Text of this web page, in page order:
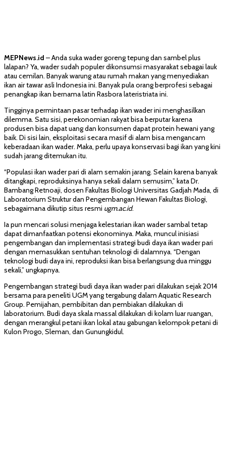
MEPNews.id – Anda suka wader goreng tepung dan sambel plus
lalapan? Ya, wader sudah populer dikonsumsi masyarakat sebagai lauk
atau cemilan. Banyak warung atau rumah makan yang menyediakan
ikan air tawar asli Indonesia ini. Banyak pula orang berprofesi sebagai
penangkap ikan bernama latin Rasbora lateristriata ini.
Tingginya permintaan pasar terhadap ikan wader ini menghasilkan
dilemma. Satu sisi, perekonomian rakyat bisa berputar karena
produsen bisa dapat uang dan konsumen dapat protein hewani yang
baik. Di sisi lain, eksploitasi secara masif di alam bisa mengancam
keberadaan ikan wader. Maka, perlu upaya konservasi bagi ikan yang kini
sudah jarang ditemukan itu.
“Populasi ikan wader pari di alam semakin jarang. Selain karena banyak
ditangkapi, reproduksinya hanya sekali dalam semusim,” kata Dr.
Bambang Retnoaji, dosen Fakultas Biologi Universitas Gadjah Mada, di
Laboratorium Struktur dan Pengembangan Hewan Fakultas Biologi,
sebagaimana dikutip situs resmi ugm.ac.id.
Ia pun mencari solusi menjaga kelestarian ikan wader sambal tetap
dapat dimanfaatkan potensi ekonominya. Maka, muncul inisiasi
pengembangan dan implementasi strategi budi daya ikan wader pari
dengan memasukkan sentuhan teknologi di dalamnya. “Dengan
teknologi budi daya ini, reproduksi ikan bisa berlangsung dua minggu
sekali,” ungkapnya.
Pengembangan strategi budi daya ikan wader pari dilakukan sejak 2014
bersama para peneliti UGM yang tergabung dalam Aquatic Research
Group. Pemijahan, pembibitan dan pembiakan dilakukan di
laboratorium. Budi daya skala massal dilakukan di kolam luar ruangan,
dengan merangkul petani ikan lokal atau gabungan kelompok petani di
Kulon Progo, Sleman, dan Gunungkidul.